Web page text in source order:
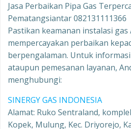
Jasa Perbaikan Pipa Gas
Pematangsiantar 082131111366
Pastikan keamanan instalasi gas
mempercayakan perbaikan
berpengalaman. Untuk
ataupun pemesanan layanan,
menghubungi:
SINERGY GAS INDONESIA
Alamat: Ruko Sentraland,
Kopek, Mulung, Kec. Driyorejo,